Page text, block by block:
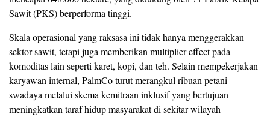
Sawit (PKS) berperforma tinggi.
Skala operasional yang raksasa ini tidak hanya menggerakkan
sektor sawit, tetapi juga memberikan multiplier effect pada
komoditas lain seperti karet, kopi, dan teh. Selain mempekerjakan
karyawan internal, PalmCo turut merangkul ribuan petani
swadaya melalui skema kemitraan inklusif yang bertujuan
meningkatkan taraf hidup masyarakat di sekitar wilayah